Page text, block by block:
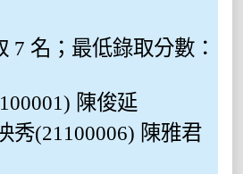
名；最低錄取分數：
陳俊延
秀(21100006) 陳雅君